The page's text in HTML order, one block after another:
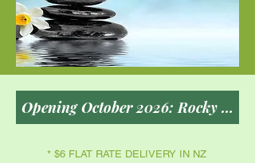
* $6 FLAT RATE DELIVERY IN NZ